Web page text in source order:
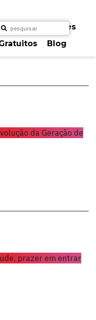
Para Particulares
Blog
da Geração de
prazer em entrar